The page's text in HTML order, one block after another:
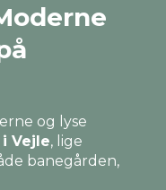
og lyse
Vejle, lige
banegården,